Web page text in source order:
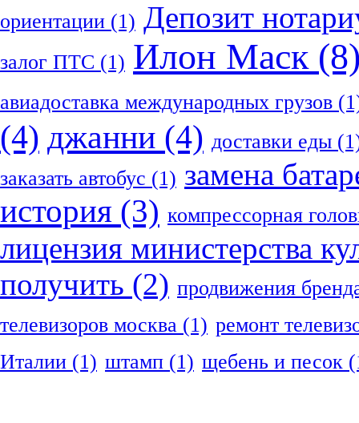
ориентации (1) Депозит
залог ПТС (1) Илон Маск
авиадоставка международных грузов
(4) джанни (4) доставки еды
заказать автобус (1) замена
история (3) компрессорная
лицензия министерства
получить (2) продвижения
телевизоров москва (1) ремонт
Италии (1) штамп (1) щебень и песок